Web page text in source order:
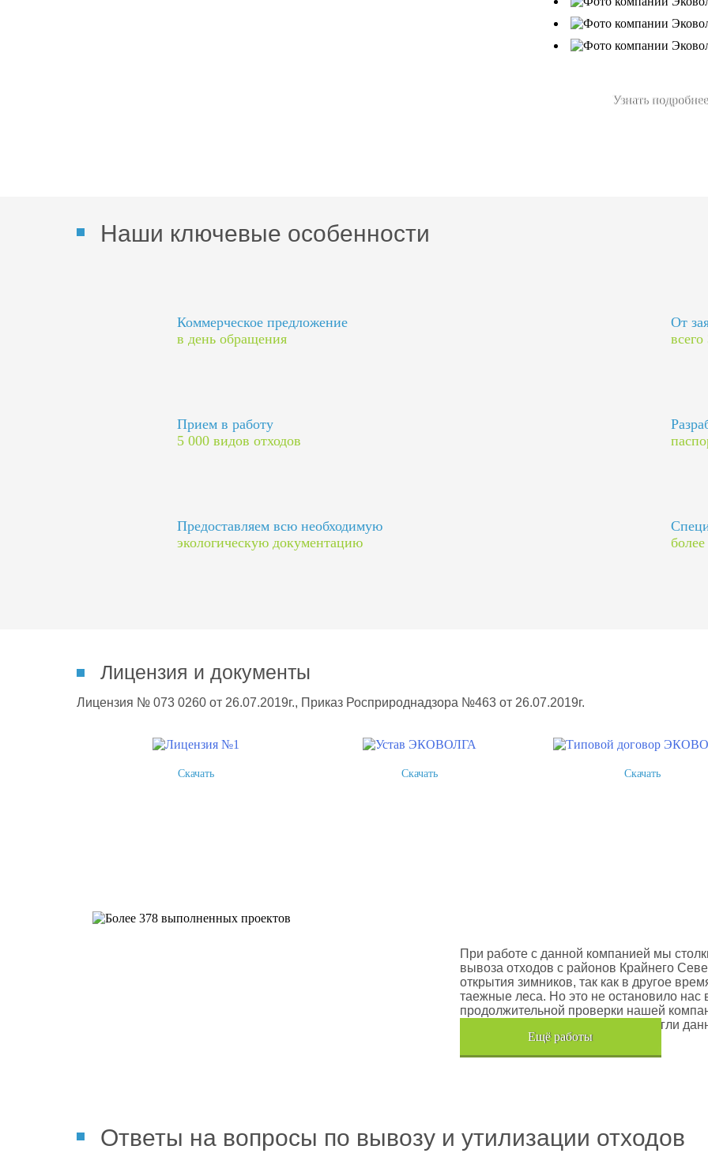
Узнать подробнее
Наши ключевые особенности
Коммерческое предложение
в день обращения
От
Прием в работу
5 000 видов отходов
Предоставляем всю необходимую
экологическую документацию
Лицензия и документы
Лицензия № 073 0260 от 26.07.2019г., Приказ Росприроднадзора №463 от 26.07.2019г.
Скачать Скачать Скачать
При работе с данной компанией мы
вывоза отходов с районов Крайнего
открытия зимников, так как в другое
таежные леса. Но это не остановило
продолжительной проверки нашей
транспортного средства, мы помогли
Хочется также отметить, что…
Eщё работы
Ответы на вопросы по вывозу и утилизации отходов